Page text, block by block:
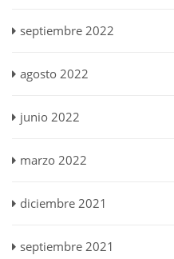
septiembre 2022
agosto 2022
junio 2022
marzo 2022
diciembre 2021
septiembre 2021